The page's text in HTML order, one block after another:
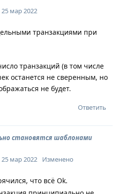
25 мар 2022
транзакциями при
транзакций (в том числе
останется не сверенным, но
не будет.
Ответить
становятся шаблонами
25 мар 2022 Изменено
что всё Ok.